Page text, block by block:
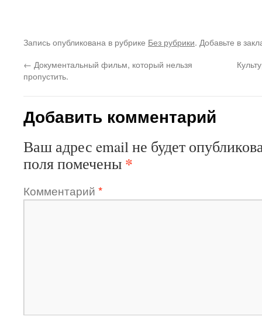
Запись опубликована в рубрике Без рубрики. Добавьте в
← Документальный фильм, который нельзя
пропустить.
Добавить комментарий
Ваш адрес email не будет
поля помечены *
Комментарий *